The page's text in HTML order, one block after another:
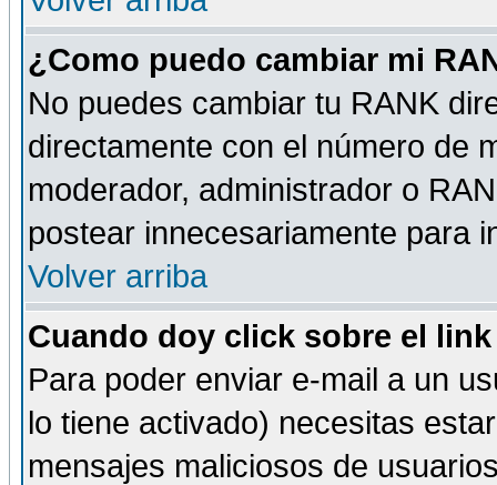
¿Como puedo cambiar mi
No puedes cambiar tu RANK
directamente con el número de
moderador, administrador o
postear innecesariamente para
Volver arriba
Cuando doy click sobre el
Para poder enviar e-mail a un
lo tiene activado) necesitas
mensajes maliciosos de